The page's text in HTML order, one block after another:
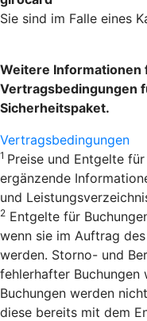
Sie sind im Falle eines
Weitere Informationen
Vertragsbedingungen
Sicherheitspaket.
Vertragsbedingungen
1 Preise und Entgelte
ergänzende
und
2 Entgelte für
wenn sie im Auftrag
werden. Storno- und
fehlerhafter
Buchungen werden
diese bereits mit dem